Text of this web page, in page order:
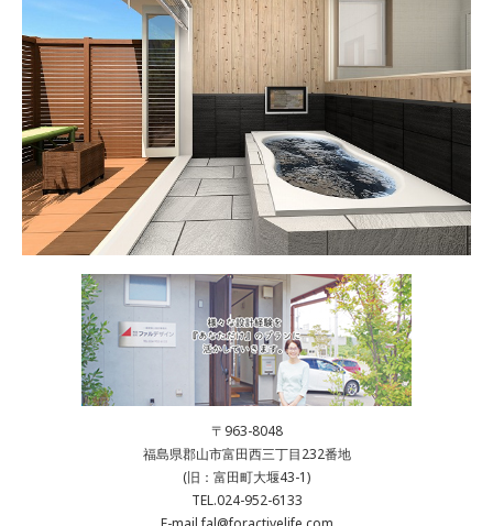
〒963-8048
福島県郡山市富田西三丁目232番地
(旧：富田町大堰43-1)
TEL.024-952-6133